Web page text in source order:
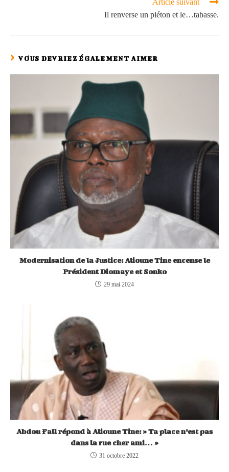
Article suivant
Il renverse un piéton et le…tabasse.
VOUS DEVRIEZ ÉGALEMENT AIMER
Modernisation de la Justice: Alioune Tine encense le
Président Diomaye et Sonko
29 mai 2024
Abdou Fall répond à Alioune Tine: » Ta place n’est pas
dans la rue cher ami… »
31 octobre 2022